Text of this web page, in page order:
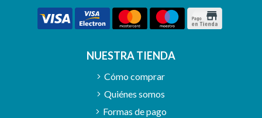
NUESTRA TIENDA
Cómo comprar
Quiénes somos
Formas de pago